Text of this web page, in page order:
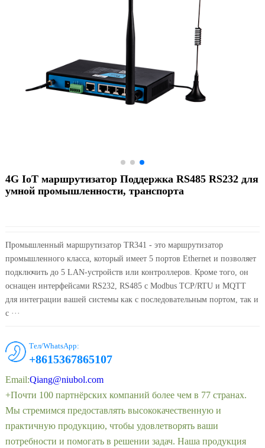
4G IoT маршрутизатор Поддержка RS485 RS232 для
умной промышленности, транспорта
Промышленный маршрутизатор TR341 - это маршрутизатор
промышленного класса, который имеет 5 портов Ethernet и позволяет
подключить до 5 LAN-устройств или контроллеров. Кроме того, он
оснащен интерфейсами RS232, RS485 с Modbus TCP/RTU и MQTT
для интеграции вашей системы как с последовательным портом, так и
с ···
Тел/WhatsApp:
+8615367865107
Email:Qiang@niubol.com
+Почти 100 партнёрских компаний более чем в 77 странах.
Мы стремимся предоставлять высококачественную и
практичную продукцию, чтобы удовлетворять ваши
потребности и помогать в решении задач. Наша продукция